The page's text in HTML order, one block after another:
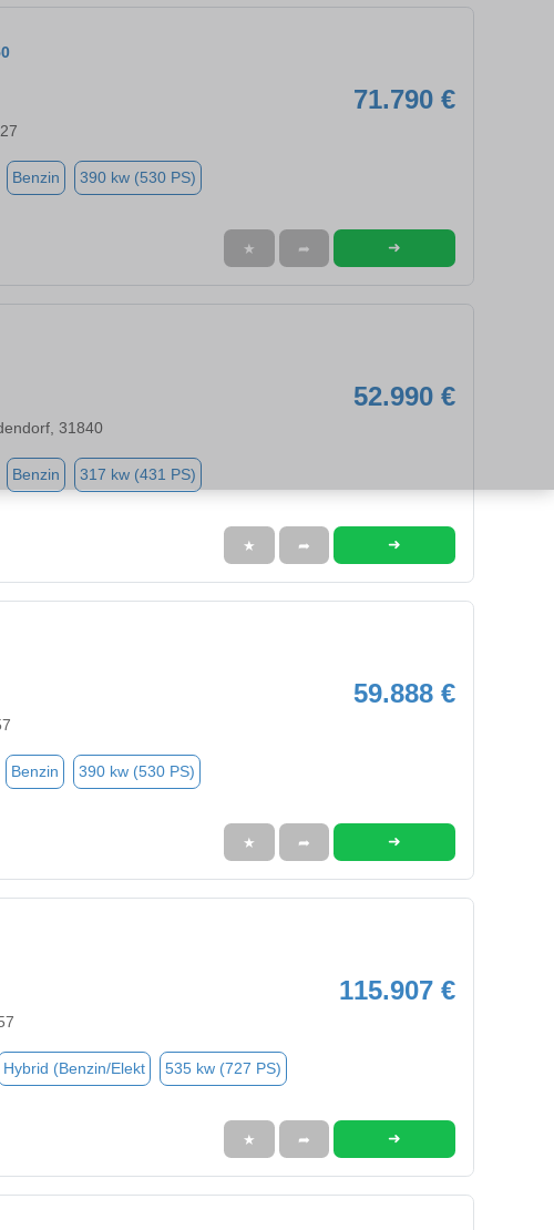
71.790 €
Benzin 390 kw (530 PS)
★ ➦ ➜
52.990 €
31840
Benzin 317 kw (431 PS)
★ ➦ ➜
59.888 €
Benzin 390 kw (530 PS)
★ ➦ ➜
115.907 €
Hybrid (Benzin/Elekt 535 kw (727 PS)
★ ➦ ➜